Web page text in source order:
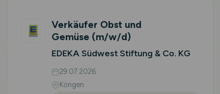
Verkäufer Obst und
Gemüse (m/w/d)
EDEKA Südwest Stiftung & Co. KG
29.07.2026
Köngen